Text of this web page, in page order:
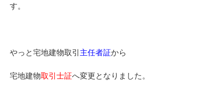
す。
やっと宅地建物取引 主任者証から
宅地建物取引士証へ変更となりました。